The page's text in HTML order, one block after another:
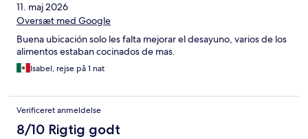
11. maj 2026
Oversæt med Google
Buena ubicación solo les falta mejorar el desayuno, varios de los
alimentos estaban cocinados de mas.
Isabel, rejse på 1 nat
Verificeret anmeldelse
8/10 Rigtig godt